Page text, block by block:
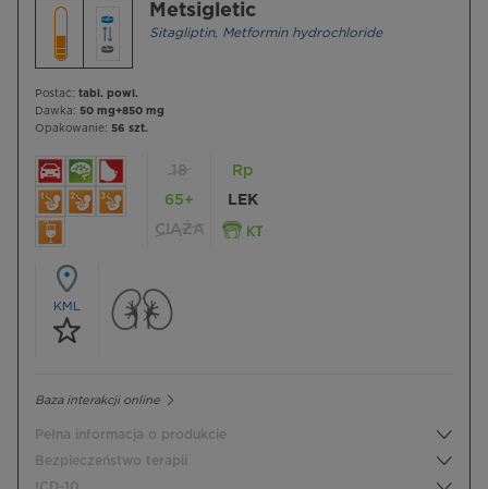
Metsigletic
Sitagliptin, Metformin hydrochloride
Postać: tabl. powl.
Dawka: 50 mg+850 mg
Opakowanie: 56 szt.
18
65+
CIĄŻA
Rp
LEK
KML
Baza interakcji online
Pełna informacja o produkcie
Bezpieczeństwo terapii